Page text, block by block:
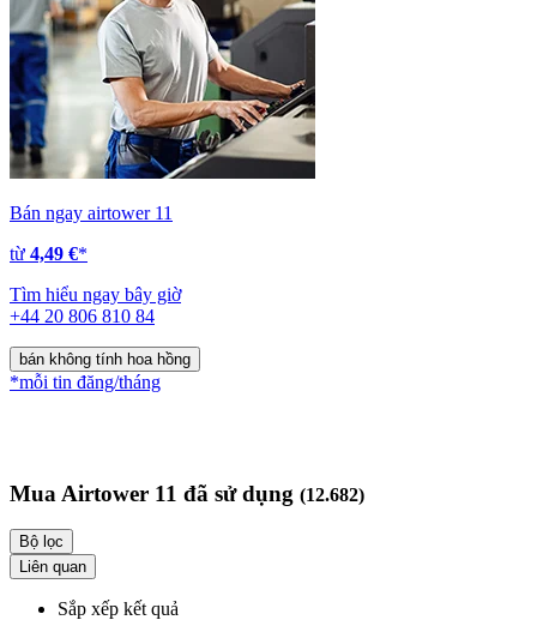
Bán ngay airtower 11
từ 4,49 €*
Tìm hiểu ngay bây giờ
+44 20 806 810 84
bán không tính hoa hồng
*mỗi tin đăng/tháng
Mua Airtower 11 đã sử dụng (12.682)
Bộ lọc
Liên quan
Sắp xếp kết quả